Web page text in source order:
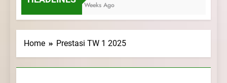
3 Weeks Ago
Home Prestasi TW 1 2025